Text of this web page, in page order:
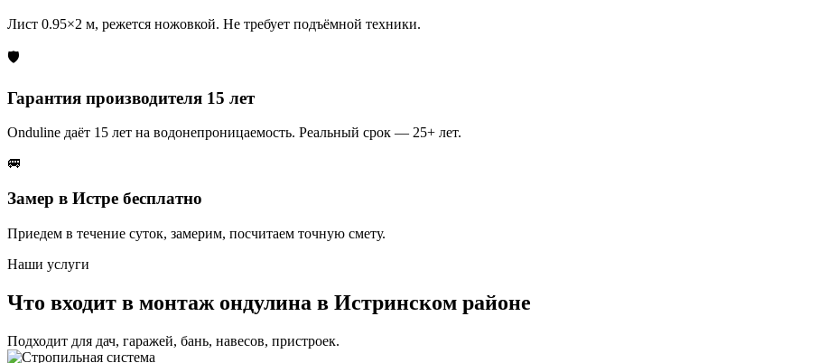
Лист 0.95×2 м, режется ножовкой. Не требует подъёмной техники.
🛡️
Гарантия производителя 15 лет
Onduline даёт 15 лет на водонепроницаемость. Реальный срок — 25+ лет.
🚐
Замер в Истре бесплатно
Приедем в течение суток, замерим, посчитаем точную смету.
Наши услуги
Что входит в монтаж ондулина в Истринском районе
Подходит для дач, гаражей, бань, навесов, пристроек.